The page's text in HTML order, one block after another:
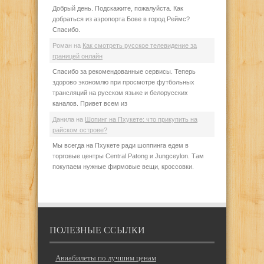
Добрый день. Подскажите, пожалуйста. Как
добраться из аэропорта Бове в город Реймс?
Спасибо.
Роман на Как смотреть русское телевидение за
границей онлайн
Спасибо за рекомендованные сервисы. Теперь
здорово экономлю при просмотре футбольных
трансляций на русском языке и белорусских
каналов. Привет всем из
Данила на Шопинг на Пхукете: что прикупить на
райском острове?
Мы всегда на Пхукете ради шоппинга едем в
торговые центры Central Patong и Jungceylon. Там
покупаем нужные фирмовые вещи, кроссовки.
ПОЛЕЗНЫЕ ССЫЛКИ
Авиабилеты по лучшим ценам